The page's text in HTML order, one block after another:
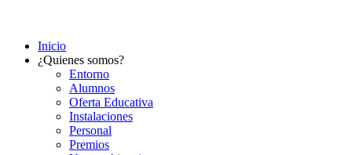
Inicio
¿Quienes somos?
Entorno
Alumnos
Oferta Educativa
Instalaciones
Personal
Premios